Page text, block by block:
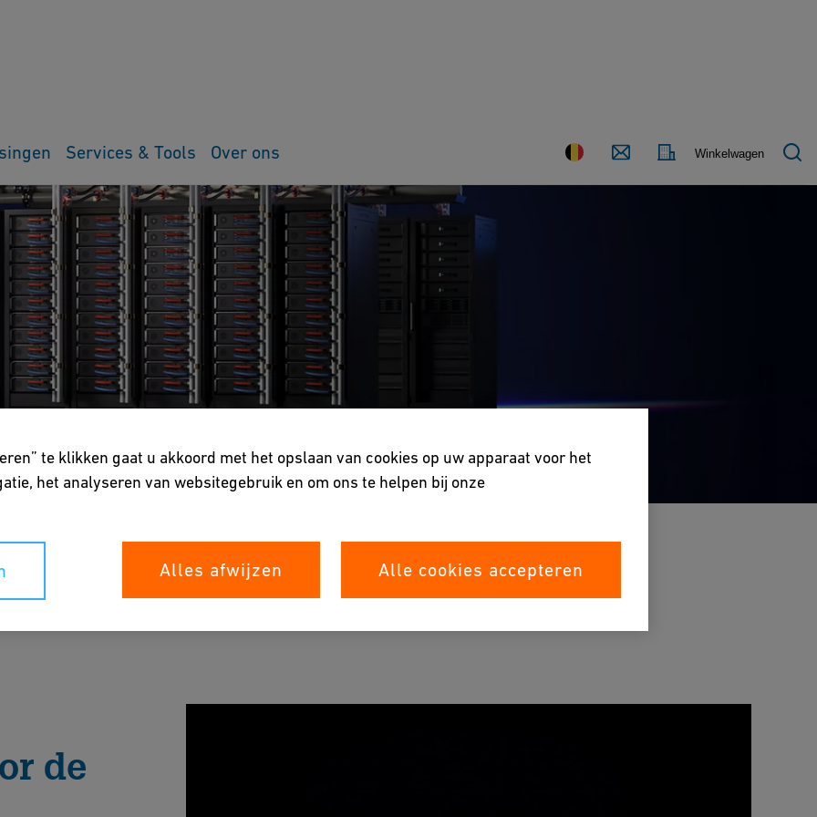
Land Contact Winkelwagen
Services & Tools Over ons
voor enkel-fase direct-to-chip
koelmiddelzuiverheid en energie-efficiënte
de
te klikken gaat u akkoord met het opslaan van cookies op uw apparaat voor het
het analyseren van websitegebruik en om ons te helpen bij onze
Alles afwijzen Alle cookies accepteren